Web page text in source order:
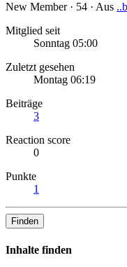
New Member · 54 · Aus
Mitglied seit
Sonntag 05:00
Zuletzt gesehen
Montag 06:19
Beiträge
3
Reaction score
0
Punkte
1
Finden
Inhalte finden